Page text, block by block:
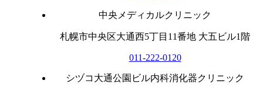
中央メディカルクリニック
札幌市中央区大通西5丁目11番地 大五ビル1階
011-222-0120
シヅコ大通公園ビル内科消化器クリニック